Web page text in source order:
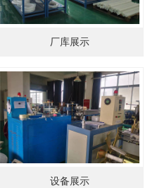
厂库展示
设备展示